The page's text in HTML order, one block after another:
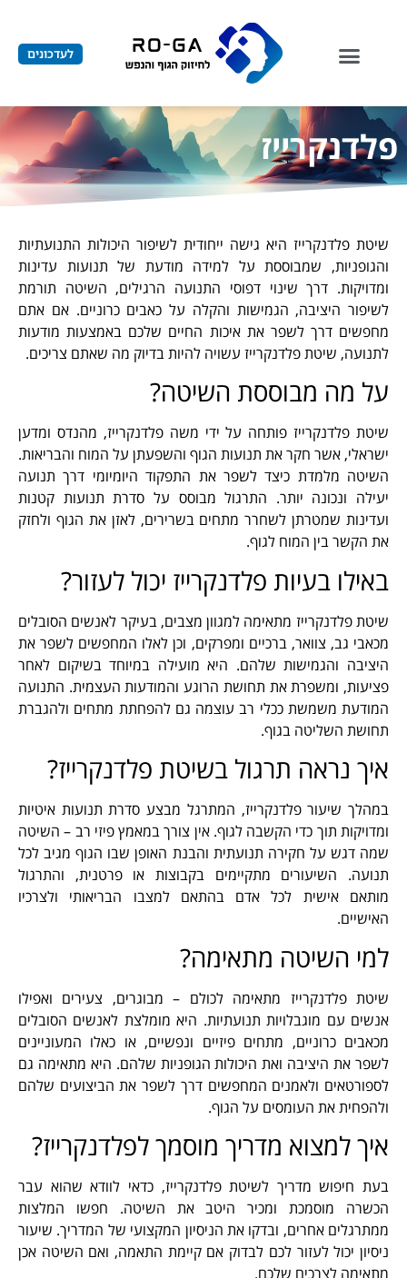
לעדכונים
פלדנקרייז
שיטת פלדנקרייז היא גישה ייחודית לשיפור היכולות התנועתיות
והגופניות, שמבוססת על למידה מודעת של תנועות עדינות
ומדויקות. דרך שינוי דפוסי התנועה הרגילים, השיטה תורמת
לשיפור היציבה, הגמישות והקלה על כאבים כרוניים. אם אתם
מחפשים דרך לשפר את איכות החיים שלכם באמצעות מודעות
לתנועה, שיטת פלדנקרייז עשויה להיות בדיוק מה שאתם צריכים.
על מה מבוססת השיטה?
שיטת פלדנקרייז פותחה על ידי משה פלדנקרייז, מהנדס ומדען
ישראלי, אשר חקר את תנועות הגוף והשפעתן על המוח והבריאות.
השיטה מלמדת כיצד לשפר את התפקוד היומיומי דרך תנועה
יעילה ונכונה יותר. התרגול מבוסס על סדרת תנועות קטנות
ועדינות שמטרתן לשחרר מתחים בשרירים, לאזן את הגוף ולחזק
את הקשר בין המוח לגוף.
באילו בעיות פלדנקרייז יכול לעזור?
שיטת פלדנקרייז מתאימה למגוון מצבים, בעיקר לאנשים הסובלים
מכאבי גב, צוואר, ברכיים ומפרקים, וכן לאלו המחפשים לשפר את
היציבה והגמישות שלהם. היא מועילה במיוחד בשיקום לאחר
פציעות, ומשפרת את תחושת הרוגע והמודעות העצמית. התנועה
המודעת משמשת ככלי רב עוצמה גם להפחתת מתחים ולהגברת
תחושת השליטה בגוף.
איך נראה תרגול בשיטת פלדנקרייז?
במהלך שיעור פלדנקרייז, המתרגל מבצע סדרת תנועות איטיות
ומדויקות תוך כדי הקשבה לגוף. אין צורך במאמץ פיזי רב – השיטה
שמה דגש על חקירה תנועתית והבנת האופן שבו הגוף מגיב לכל
תנועה. השיעורים מתקיימים בקבוצות או פרטנית, והתרגול
מותאם אישית לכל אדם בהתאם למצבו הבריאותי ולצרכיו
האישיים.
למי השיטה מתאימה?
שיטת פלדנקרייז מתאימה לכולם – מבוגרים, צעירים ואפילו
אנשים עם מוגבלויות תנועתיות. היא מומלצת לאנשים הסובלים
מכאבים כרוניים, מתחים פיזיים ונפשיים, או כאלו המעוניינים
לשפר את היציבה ואת היכולות הגופניות שלהם. היא מתאימה גם
לספורטאים ולאמנים המחפשים דרך לשפר את הביצועים שלהם
ולהפחית את העומסים על הגוף.
איך למצוא מדריך מוסמך לפלדנקרייז?
בעת חיפוש מדריך לשיטת פלדנקרייז, כדאי לוודא שהוא עבר
הכשרה מוסמכת ומכיר היטב את השיטה. חפשו המלצות
ממתרגלים אחרים, ובדקו את הניסיון המקצועי של המדריך. שיעור
ניסיון יכול לעזור לכם לבדוק אם קיימת התאמה, ואם השיטה אכן
מתאימה לצרכים שלכם.